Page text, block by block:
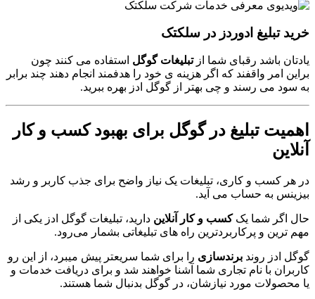
خرید تبلیغ ادوردز در سلکتک
یادتان باشد رقبای شما ازتبلیغات گوگل استفاده می کنند چون
براین امر واقفند که اگر هزینه ی خود را هدفمند انجام دهند چند برابر
به سود می رسند و چی بهتر از گوگل ادز بهره ببرید.
اهمیت تبلیغ در گوگل برای بهبود کسب و کار
آنلاین
در هر کسب و کاری، تبلیغات یک نیاز واضح برای جذب کاربر و رشد
بیزینس به حساب می آید.
حال اگر شما یککسب و کار آنلاین دارید، تبلیغات گوگل ادز یکی از
مهم ترین و پرکاربردترین راه های تبلیغاتی بشمار می‌رود.
گوگل ادز روند برندسازی را برای شما سریعتر پیش میبرد، از این رو
کاربران با نام تجاری شما آشنا خواهند شد و برای دریافت خدمات و
یا محصولات مورد نیازشان، در گوگل بدنبال شما هستند.